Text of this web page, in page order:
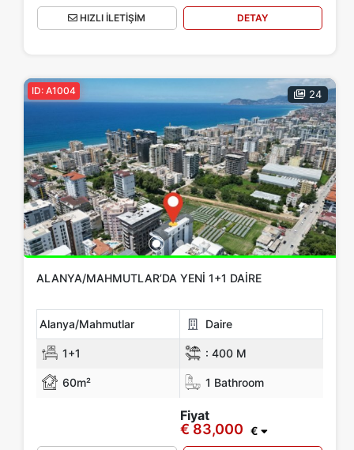
HIZLI İLETİŞİM DETAY
24
ID: A1004
ALANYA/MAHMUTLAR’DA YENI 1+1 DAIRE
Alanya/Mahmutlar Daire
1+1 : 400 M
60m² 1 Bathroom
Fiyat
€ 83,000 €